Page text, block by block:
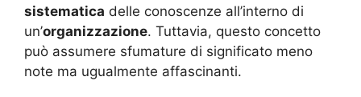
sistematica delle conoscenze all’interno di
un’organizzazione. Tuttavia, questo concetto
può assumere sfumature di significato meno
note ma ugualmente affascinanti.